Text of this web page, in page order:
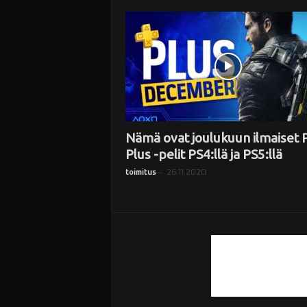
Nämä ovat joulukuun ilmaiset
Plus -pelit PS4:llä ja PS5:llä
toimitus - 26.11.2020